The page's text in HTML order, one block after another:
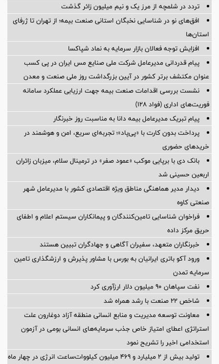
تردد در شلمچه از مرز یک و نیم میلیون زائر گذشت
افق‌های نو در شناسایی نخبگان استانی صنعت بیمه؛ از تهران تا ژرفای
استان‌ها
افزایش توجه فعالان بازار سرمایه به نماد شپاکسا
پیام قدردانی مدیرعامل شرکت ملی صنایع مس ایران در پی کسب
عنوان مکتشف برتر کشور در آیین بزرگداشت روز ملی صنعت و معدن
نشست بررسی اقدامات صنعت بیمه جهت ارزیابی عملکرد سامانه
فوریت‌های اداری (فواد ۱۲۸)
پیام ‌تبریک‌ مدیرعامل بیمه دانا به مناسبت روز خبرنگار
پرداخت بدون کارت با «پی‌پاد»؛ تجربه‌ای سریع، امن و هوشمند در
خریدهای حضوری
بانک دی با برپایی موکب «عمود صفر» در ترمینال سلام، میزبان زائران
اربعین حسینی شد
دیدار مدیر هماهنگی مناطق ویژه اقتصادی کشور با مدیرعامل شهر
صنعتی کاوه
فراخوان شناسایی تامین‌کنندگان و پیمانکاران سیستم اعلام و اطفای
حریق مرکز داده
خبرنگاران متعهد، سفیران آگاهی و جهادگران تبیین هستند
ورود آکو باتری ایرانیان به بورس با مشاور پذیرش و ارزشگذاری تامین
سرمایه تمدن
نفت سپاهان ۹۰ میلیون دلار ارزآوری کرد
شاخص ۲۲ صنعت با رشد همراه شد
معاونت توسعه مدیریت و منابع انسانی منطقه آزاد دوغارون علت
استراتژی اعطای امتیاز خاص جذب سرمایه‌های انسانی بومی در آزمون
استخدامی اخیر را تشریح نمود
تولید بیش از ۲ میلیارد و ۴۶۹ میلیون کیلووات‌ساعت انرژی در چهار ماه